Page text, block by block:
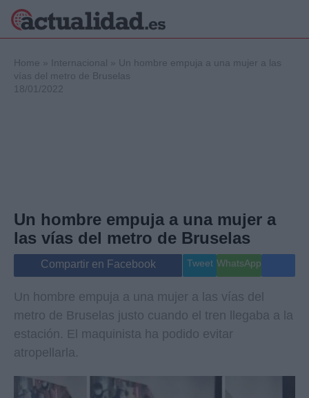
Internacional
Viajes
Gente
Musica
Home » Internacional » Un hombre empuja a una mujer a las
vías del metro de Bruselas
18/01/2022
Un hombre empuja a una mujer a
las vías del metro de Bruselas
Compartir en Facebook Tweet WhatsApp
Un hombre empuja a una mujer a las vías del
metro de Bruselas justo cuando el tren llegaba a la
estación. El maquinista ha podido evitar
atropellarla.